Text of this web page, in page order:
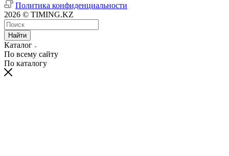
Политика конфиденциальности
2026 © TIMING.KZ
Найти
Каталог
По всему сайту
По каталогу